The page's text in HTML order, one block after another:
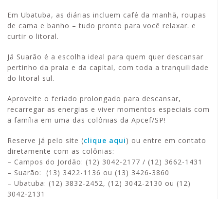
Em Ubatuba, as diárias incluem café da manhã, roupas
de cama e banho – tudo pronto para você relaxar. e
curtir o litoral.
Já Suarão é a escolha ideal para quem quer descansar
pertinho da praia e da capital, com toda a tranquilidade
do litoral sul.
Aproveite o feriado prolongado para descansar,
recarregar as energias e viver momentos especiais com
a família em uma das colônias da Apcef/SP!
Reserve já pelo site (clique aqui) ou entre em contato
diretamente com as colônias:
– Campos do Jordão: (12) 3042-2177 / (12) 3662-1431
– Suarão: (13) 3422-1136 ou (13) 3426-3860
– Ubatuba: (12) 3832-2452, (12) 3042-2130 ou (12)
3042-2131